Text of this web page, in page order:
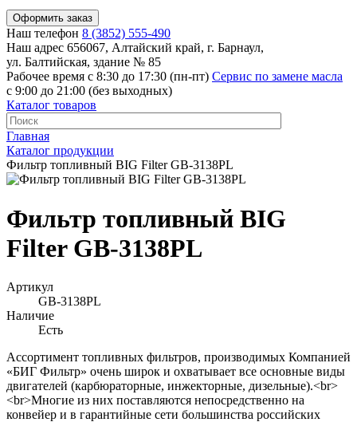
Оформить заказ
Наш телефон 8 (3852) 555-490
Наш адрес 656067, Алтайский край, г. Барнаул,
ул. Балтийская, здание № 85
Рабочее время с 8:30 до 17:30 (пн-пт) Сервис по замене масла
с 9:00 до 21:00 (без выходных)
Каталог товаров
Главная
Каталог продукции
Фильтр топливный BIG Filter GB-3138PL
Фильтр топливный BIG
Filter GB-3138PL
Артикул
GB-3138PL
Наличие
Есть
Ассортимент топливных фильтров, производимых Компанией
«БИГ Фильтр» очень широк и охватывает все основные виды
двигателей (карбюраторные, инжекторные, дизельные).<br>
<br>Многие из них поставляются непосредственно на
конвейер и в гарантийные сети большинства российских